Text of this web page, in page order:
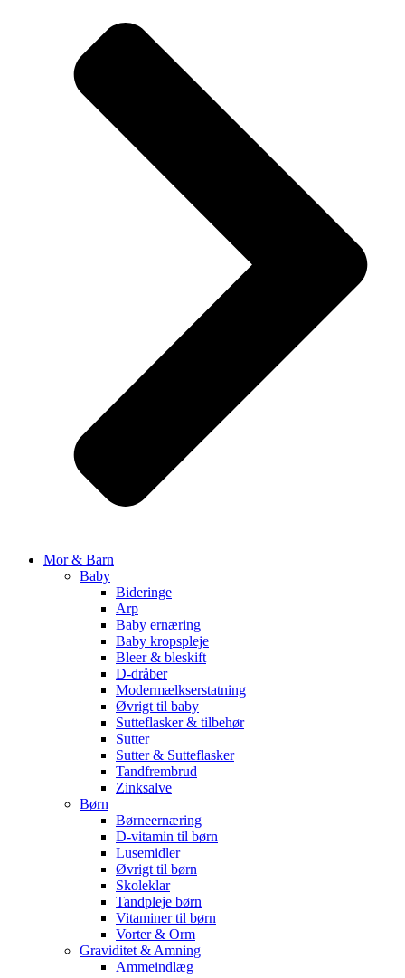
Mor & Barn
Baby
Bideringe
Arp
Baby ernæring
Baby kropspleje
Bleer & bleskift
D-dråber
Modermælkserstatning
Øvrigt til baby
Sutteflasker & tilbehør
Sutter
Sutter & Sutteflasker
Tandfrembrud
Zinksalve
Børn
Børneernæring
D-vitamin til børn
Lusemidler
Øvrigt til børn
Skoleklar
Tandpleje børn
Vitaminer til børn
Vorter & Orm
Graviditet & Amning
Ammeindlæg